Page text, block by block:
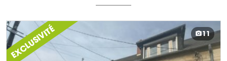
EXCLUSIVITÉ 11